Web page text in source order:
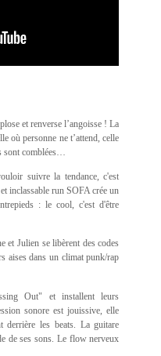
et renverse l’angoisse ! La
où personne ne t’attend, celle
sont comblées…
suivre la tendance, c'est
inclassable run SOFA crée un
: le cool, c'est d'être
et Julien se libèrent des codes
aises dans un climat punk/rap
Out" et installent leurs
sonore est jouissive, elle
derrière les beats. La guitare
de ses sons. Le flow nerveux